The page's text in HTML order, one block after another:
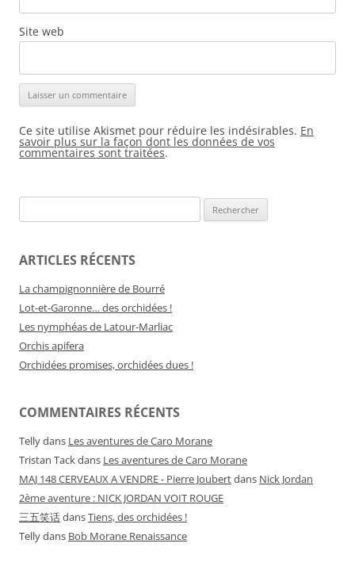
Site web
Ce site utilise Akismet pour réduire les indésirables. En
savoir plus sur la façon dont les données de vos
commentaires sont traitées.
ARTICLES RÉCENTS
La champignonnière de Bourré
Lot-et-Garonne… des orchidées !
Les nymphéas de Latour-Marliac
Orchis apifera
Orchidées promises, orchidées dues !
COMMENTAIRES RÉCENTS
Tellydans Les aventures de Caro Morane
Tristan Tackdans Les aventures de Caro Morane
MAJ 148 CERVEAUX A VENDRE - Pierre Joubertdans Nick Jordan
2ème aventure : NICK JORDAN VOIT ROUGE
三五笑话dansTiens, des orchidées !
Tellydans Bob Morane Renaissance